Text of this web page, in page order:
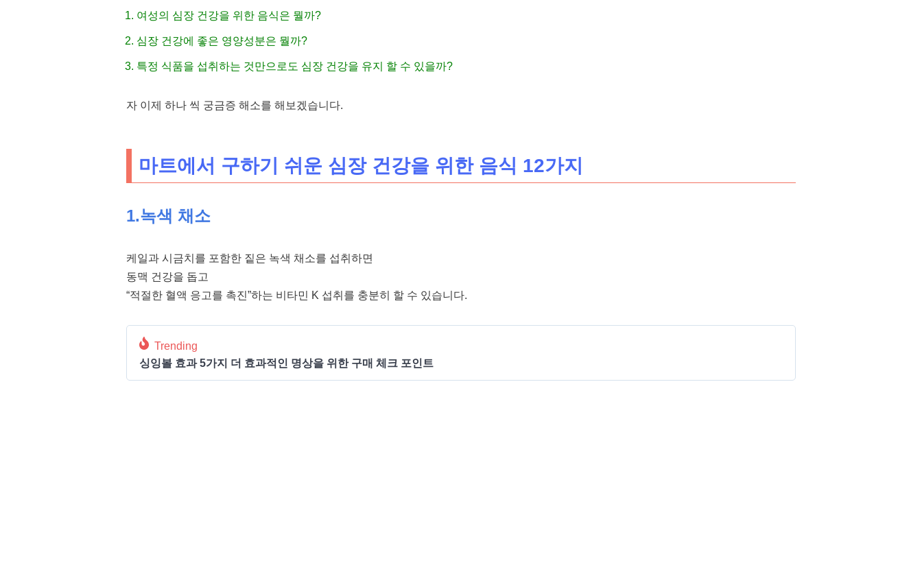
여성의 심장 건강을 위한 음식은 뭘까?
심장 건강에 좋은 영양성분은 뭘까?
특정 식품을 섭취하는 것만으로도 심장 건강을 유지 할 수 있을까?
자 이제 하나 씩 궁금증 해소를 해보겠습니다.
마트에서 구하기 쉬운 심장 건강을 위한 음식 12가지
1.녹색 채소
케일과 시금치를 포함한 짙은 녹색 채소를 섭취하면
동맥 건강을 돕고
“적절한 혈액 응고를 촉진”하는 비타민 K 섭취를 충분히 할 수 있습니다.
Trending
싱잉볼 효과 5가지 더 효과적인 명상을 위한 구매 체크 포인트